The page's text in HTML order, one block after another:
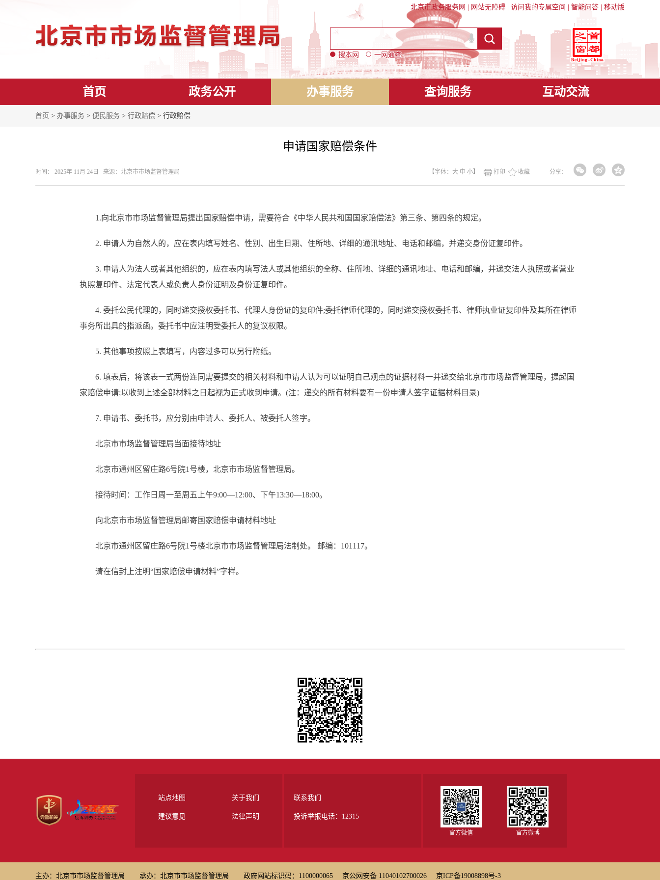
北京市政务服务网 网站无障碍 访问我的专属空间 智能问答 移动版
搜本网 一网通查
首页 政务公开 办事服务 查询服务 互动交流
首页 > 办事服务 > 便民服务 > 行政赔偿 > 行政赔偿
申请国家赔偿条件
时间： 2025年 11月 24日 来源： ​北京市市场监督管理局 分享：
【字体： 大 中 小】 打印 收藏
1.向北京市市场监督管理局提出国家赔偿申请，需要符合《中华人民共和国国家赔偿法》第三条、第四条的规定。
2. 申请人为自然人的，应在表内填写姓名、性别、出生日期、住所地、详细的通讯地址、电话和邮编，并递交身份证复印件。
3. 申请人为法人或者其他组织的，应在表内填写法人或其他组织的全称、住所地、详细的通讯地址、电话和邮编，并递交法人执照或者营业
执照复印件、法定代表人或负责人身份证明及身份证复印件。
4. 委托公民代理的，同时递交授权委托书、代理人身份证的复印件;委托律师代理的，同时递交授权委托书、律师执业证复印件及其所在律师
事务所出具的指派函。委托书中应注明受委托人的复议权限。
5. 其他事项按照上表填写，内容过多可以另行附纸。
6. 填表后，将该表一式两份连同需要提交的相关材料和申请人认为可以证明自己观点的证据材料一并递交给北京市市场监督管理局，提起国
家赔偿申请;以收到上述全部材料之日起视为正式收到申请。(注：递交的所有材料要有一份申请人签字证据材料目录)
7. 申请书、委托书，应分别由申请人、委托人、被委托人签字。
北京市市场监督管理局当面接待地址
北京市通州区留庄路6号院1号楼，北京市市场监督管理局。
接待时间：工作日周一至周五上午9:00—12:00、下午13:30—18:00。
向北京市市场监督管理局邮寄国家赔偿申请材料地址
北京市通州区留庄路6号院1号楼北京市市场监督管理局法制处。 邮编： 101117。
请在信封上注明“国家赔偿申请材料”字样。
站点地图 关于我们
建议意见 法律声明
联系我们
投诉举报电话：12315
官方微信 官方微博
主办：北京市市场监督管理局 承办：北京市市场监督管理局 政府网站标识码：1100000065 京公网安备 11040102700026 京ICP备19008898号-3